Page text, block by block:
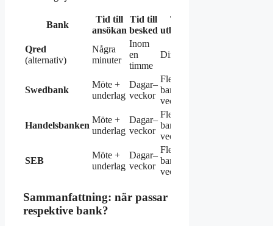
Bank
Tid till
ansökan
Tid till
besked
Tid till
utbetalning
Qred
(alternativ)
Några
minuter
Inom
en
timme
Direkt
Swedbank
Möte +
underlag
Dagar–
veckor
Flera
bankdagar–
veckor
Handelsbanken
Möte +
underlag
Dagar–
veckor
Flera
bankdagar–
veckor
SEB
Möte +
underlag
Dagar–
veckor
Flera
bankdagar–
veckor
Sammanfattning: när passar
respektive bank?